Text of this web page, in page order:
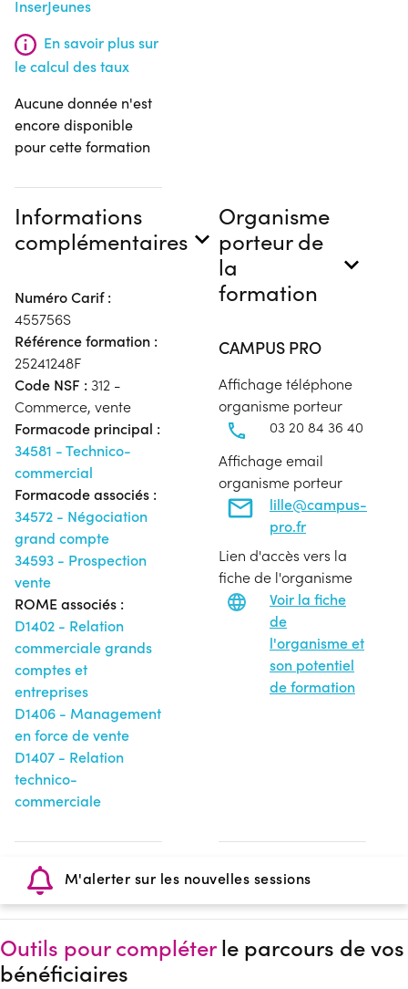
InserJeunes
En savoir plus sur
le calcul des taux
Aucune donnée n'est
encore disponible
pour cette formation
Informations
complémentaires
Numéro Carif :
455756S
Référence formation :
25241248F
Code NSF : 312 -
Commerce, vente
Formacode principal :
34581 - Technico-
commercial
Formacode associés :
34572 - Négociation
grand compte
34593 - Prospection
vente
ROME associés :
D1402 - Relation
commerciale grands
comptes et
entreprises
D1406 - Management
en force de vente
D1407 - Relation
technico-
commerciale
Organisme
porteur de
la
formation
CAMPUS PRO
Affichage téléphone
organisme porteur
03 20 84 36 40
Affichage email
organisme porteur
lille@campus-
pro.fr
Lien d'accès vers la
fiche de l'organisme
Voir la fiche
de
l'organisme et
son potentiel
de formation
M'alerter sur les nouvelles sessions
Outils pour compléterle parcours de vos
bénéficiaires